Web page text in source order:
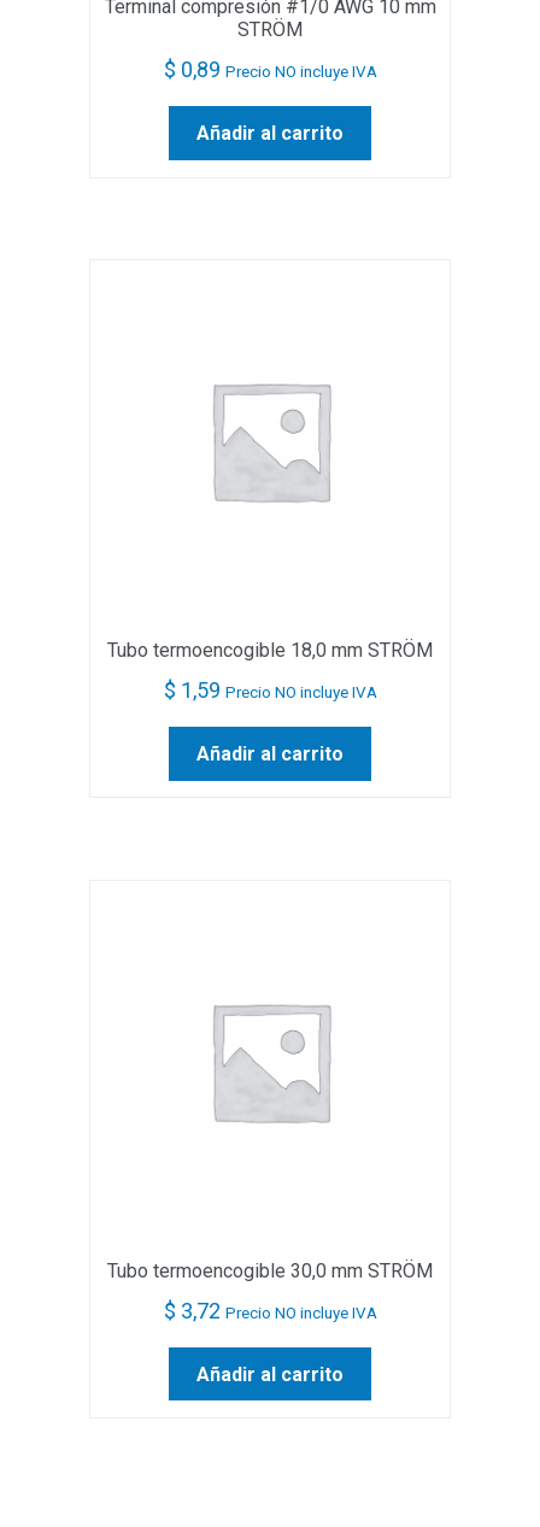
Terminal compresión #1/0 AWG 10 mm
STRÖM
$ 0,89 Precio NO incluye IVA
Añadir al carrito
Tubo termoencogible 18,0 mm STRÖM
$ 1,59 Precio NO incluye IVA
Añadir al carrito
Tubo termoencogible 30,0 mm STRÖM
$ 3,72 Precio NO incluye IVA
Añadir al carrito